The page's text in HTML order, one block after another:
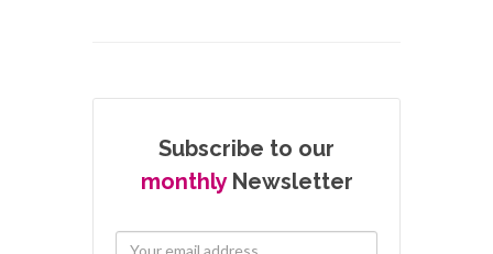
Subscribe to our
monthlyNewsletter